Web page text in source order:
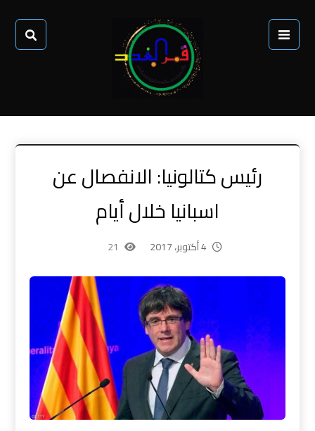
رئيس كتالونيا: الانفصال عن
اسبانيا خلال أيام
4 أكتوبر، 2017 21